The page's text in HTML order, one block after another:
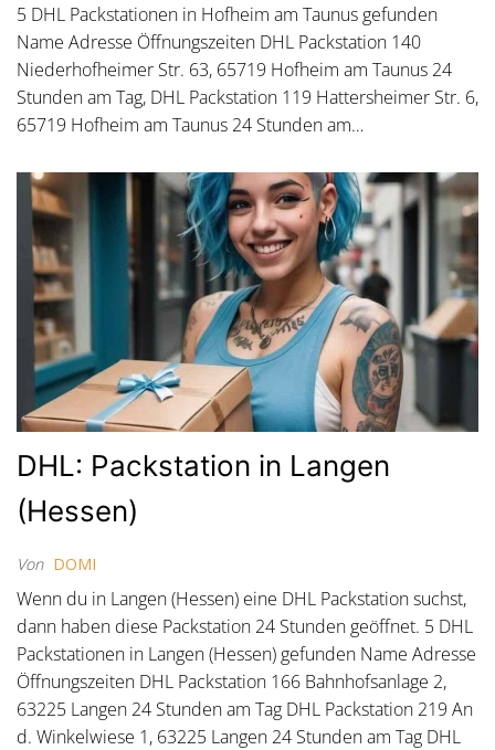
5 DHL Packstationen in Hofheim am Taunus gefunden
Name Adresse Öffnungszeiten DHL Packstation 140
Niederhofheimer Str. 63, 65719 Hofheim am Taunus 24
Stunden am Tag, DHL Packstation 119 Hattersheimer Str. 6,
65719 Hofheim am Taunus 24 Stunden am…
DHL: Packstation in Langen
(Hessen)
Von DOMI
Wenn du in Langen (Hessen) eine DHL Packstation suchst,
dann haben diese Packstation 24 Stunden geöffnet. 5 DHL
Packstationen in Langen (Hessen) gefunden Name Adresse
Öffnungszeiten DHL Packstation 166 Bahnhofsanlage 2,
63225 Langen 24 Stunden am Tag DHL Packstation 219 An
d. Winkelwiese 1, 63225 Langen 24 Stunden am Tag DHL